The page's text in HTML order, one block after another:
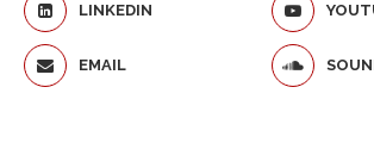
LINKEDIN
EMAIL